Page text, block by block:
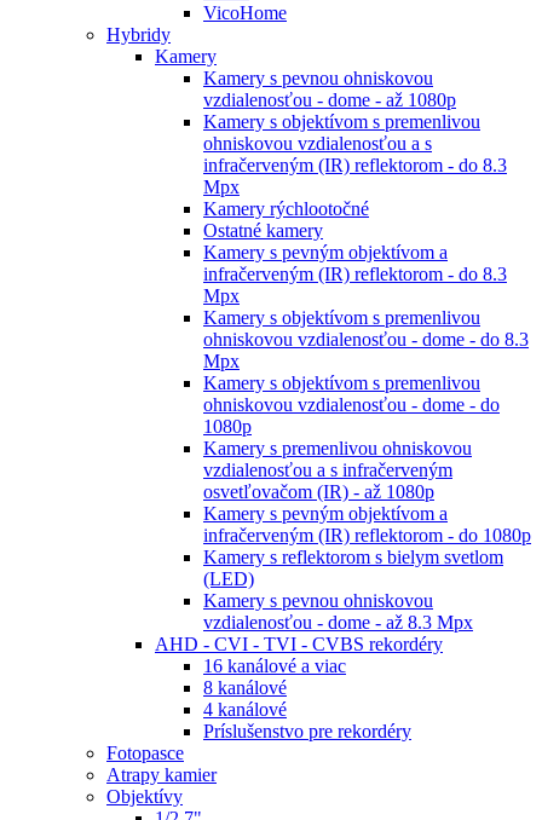
VicoHome
Hybridy
Kamery
Kamery s pevnou ohniskovou
vzdialenosťou - dome - až 1080p
Kamery s objektívom s premenlivou
ohniskovou vzdialenosťou a s
infračerveným (IR) reflektorom - do 8.3
Mpx
Kamery rýchlootočné
Ostatné kamery
Kamery s pevným objektívom a
infračerveným (IR) reflektorom - do 8.3
Mpx
Kamery s objektívom s premenlivou
ohniskovou vzdialenosťou - dome - do 8.3
Mpx
Kamery s objektívom s premenlivou
ohniskovou vzdialenosťou - dome - do
1080p
Kamery s premenlivou ohniskovou
vzdialenosťou a s infračerveným
osvetľovačom (IR) - až 1080p
Kamery s pevným objektívom a
infračerveným (IR) reflektorom - do 1080p
Kamery s reflektorom s bielym svetlom
(LED)
Kamery s pevnou ohniskovou
vzdialenosťou - dome - až 8.3 Mpx
AHD - CVI - TVI - CVBS rekordéry
16 kanálové a viac
8 kanálové
4 kanálové
Príslušenstvo pre rekordéry
Fotopasce
Atrapy kamier
Objektívy